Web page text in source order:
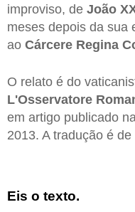
improviso, de João
meses depois da sua
ao Cárcere Regina
O relato é do
L'Osservatore
em artigo publicado
2013. A tradução é de
Eis o texto.